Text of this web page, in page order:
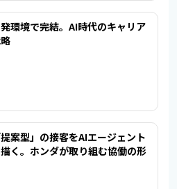
環境で完結。AI時代のキャリア
提案型」の接客をAIエージェント
く。ホンダが取り組む協働の形